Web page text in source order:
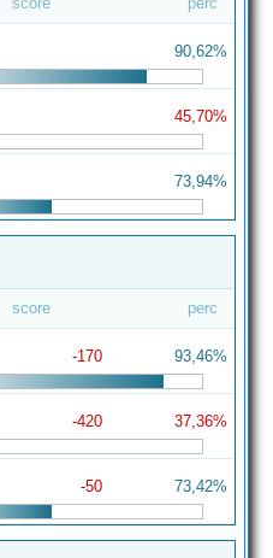
90,62%
45,70%
73,94%
score perc
-170 93,46%
-420 37,36%
-50 73,42%